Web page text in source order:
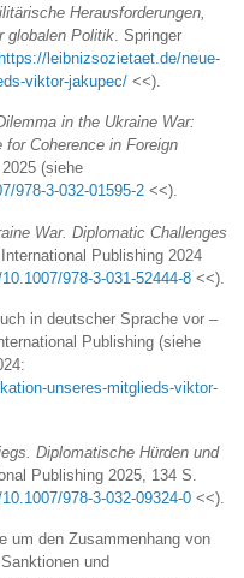
Herausforderungen,
globalen Politik . Springer
https://leibnizsozietaet.de/neue-
viktor-jakupec/ <<).
in the Ukraine War:
Coherence in Foreign
(siehe
978-3-032-01595-2 <<).
War. Diplomatic Challenges
International Publishing 2024
978-3-031-52444-8 <<).
in deutscher Sprache vor –
Publishing (siehe
unseres-mitglieds-viktor-
Diplomatische Hürden und
Publishing 2025, 134 S.
978-3-032-09324-0 <<).
um den Zusammenhang von
und